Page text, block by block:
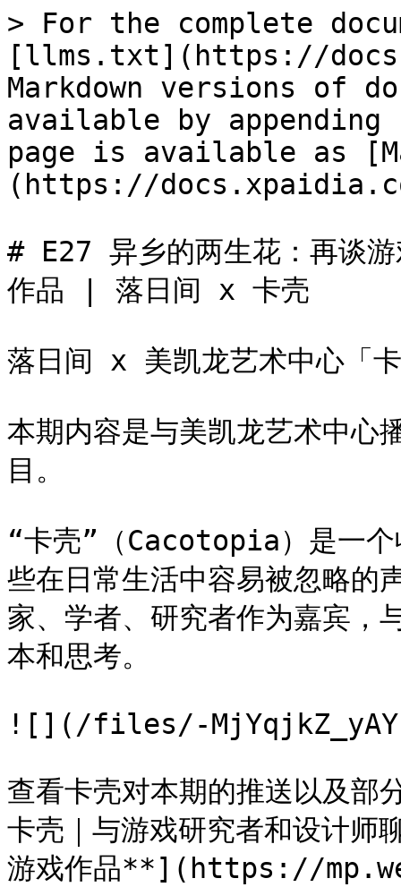
> For the complete
[llms.txt](https://
Markdown versions of
available by
page is available as
(https://
# E27 异乡的两生花：再谈游
作品 | 落日间 x 卡壳
落日间 x 美凯龙艺术中心「
本期内容是与美凯龙艺术中
目。
“卡壳”（Cacotopia）是一个
些在日常生活中容易被忽略的
家、学者、研究者作为嘉宾，
本和思考。
![](/files/-
查看卡壳对本期的推送以及
卡壳｜与游戏研究者和设计师
游戏作品**](https://